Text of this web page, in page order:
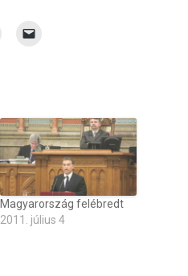
Magyarország felébredt
2011. július 4